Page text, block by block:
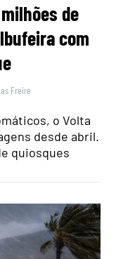
de
com
Freire
o Volta
desde abril.
quiosques